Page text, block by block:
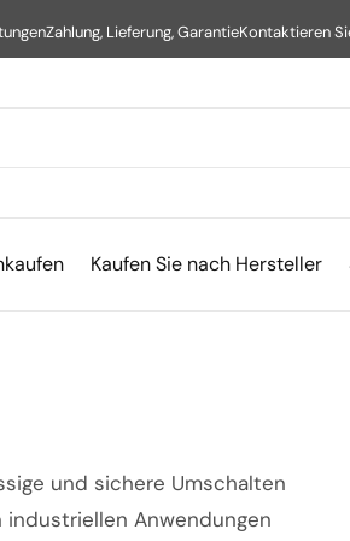
Zahlung, Lieferung, GarantieKontaktieren
Kaufen Sie nach Hersteller
und sichere Umschalten
Anwendungen